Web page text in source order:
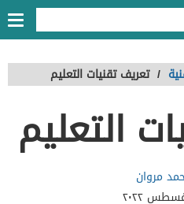
/ تعريف تقنيات التعليم
التعليم
مروان